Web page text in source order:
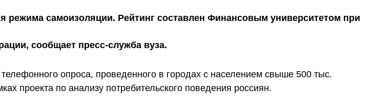
режима самоизоляции. Рейтинг составлен Финансовым университетом при
сообщает пресс-служба вуза.
опроса, проведенного в городах с населением свыше 500 тыс.
проекта по анализу потребительского поведения россиян.